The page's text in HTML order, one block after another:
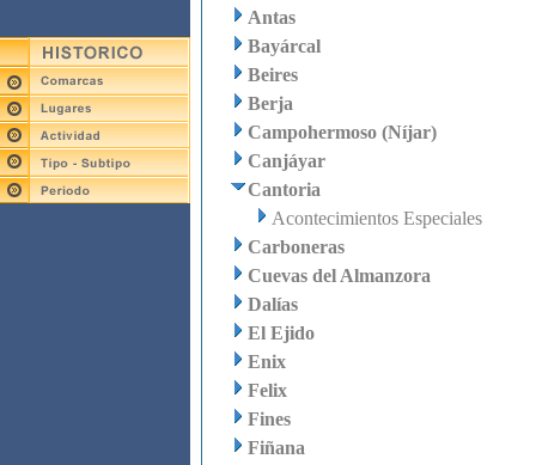
Antas
Bayárcal
Beires
Berja
Campohermoso (Níjar)
Canjáyar
Cantoria
Acontecimientos Especiales
Carboneras
Cuevas del Almanzora
Dalías
El Ejido
Enix
Felix
Fines
Fiñana